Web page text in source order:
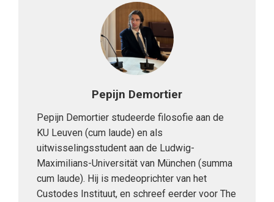
Pepijn Demortier
Pepijn Demortier studeerde filosofie aan de
KU Leuven (cum laude) en als
uitwisselingsstudent aan de Ludwig-
Maximilians-Universität van München (summa
cum laude). Hij is medeoprichter van het
Custodes Instituut, en schreef eerder voor The